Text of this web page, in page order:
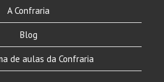
A Confraria
Blog
de aulas da Confraria